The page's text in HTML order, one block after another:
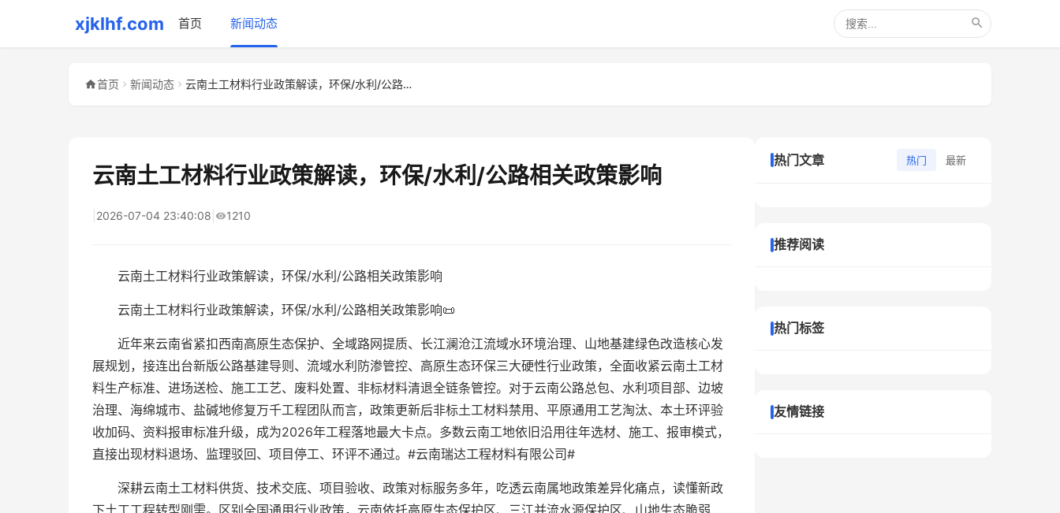
xjklhf.com 首页 新闻动态
首页 新闻动态 云南土工材料行业政策解读，环保/水利/公路相关政策影响
云南土工材料行业政策解读，环保/水利/公路相关政策影响
2026-07-04 23:40:08 1210
云南土工材料行业政策解读，环保/水利/公路相关政策影响
云南土工材料行业政策解读，环保/水利/公路相关政策影响📜
近年来云南省紧扣西南高原生态保护、全域路网提质、长江澜沧江流域水环境治理、山地基建绿色改造核心发
展规划，接连出台新版公路基建导则、流域水利防渗管控、高原生态环保三大硬性行业政策，全面收紧云南土工材
料生产标准、进场送检、施工工艺、废料处置、非标材料清退全链条管控。对于云南公路总包、水利项目部、边坡
治理、海绵城市、盐碱地修复万千工程团队而言，政策更新后非标土工材料禁用、平原通用工艺淘汰、本土环评验
收加码、资料报审标准升级，成为2026年工程落地最大卡点。多数云南工地依旧沿用往年选材、施工、报审模式，
直接出现材料退场、监理驳回、项目停工、环评不通过。#云南瑞达工程材料有限公司#
深耕云南土工材料供货、技术交底、项目验收、政策对标服务多年，吃透云南属地政策差异化痛点，读懂新政
下土工工程转型刚需。区别全国通用行业政策，云南依托高原生态保护区、三江并流水源保护区、山地生态脆弱
热门文章 热门 最新
推荐阅读
热门标签
友情链接